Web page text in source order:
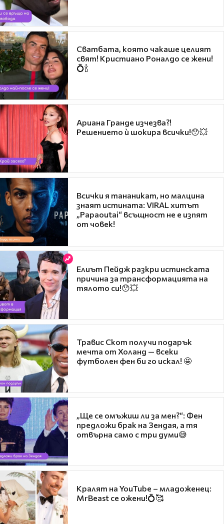
Сватбата, която чакаше целият
свят! Кристиано Роналдо се жени!
💍🍾
Ариана Гранде изчезва?!
Решението ѝ шокира всички!😯💥
Всички я тананикат, но малцина
знаят истината: VIRAL хитът
„Papaoutai“ всъщност не е изпят
от човек!
Елиът Пейдж разкри истинската
причина за трансформацията на
тялото си!😯💥
Травис Скот получи подарък
мечта от Холанд — всеки
футболен фен би го искал! 🤩
„Ще се омъжиш ли за мен?“: Фен
предложи брак на Зендая, а тя
отвърна само с три думи😅
Кралят на YouTube – младоженец:
MrBeast се ожени!💍🥰